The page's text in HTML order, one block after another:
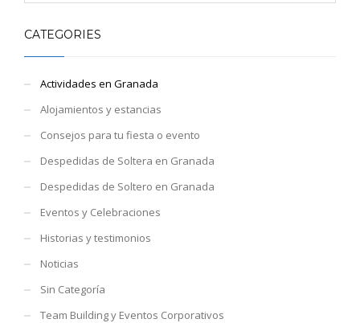
CATEGORIES
Actividades en Granada
Alojamientos y estancias
Consejos para tu fiesta o evento
Despedidas de Soltera en Granada
Despedidas de Soltero en Granada
Eventos y Celebraciones
Historias y testimonios
Noticias
Sin Categoría
Team Building y Eventos Corporativos